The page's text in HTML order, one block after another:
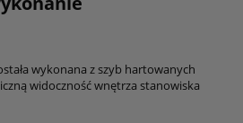
wykonana z szyb hartowanych
widoczność wnętrza stanowiska